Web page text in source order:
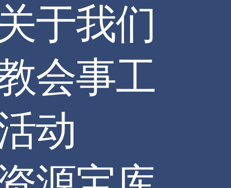
于我们
会事工
动